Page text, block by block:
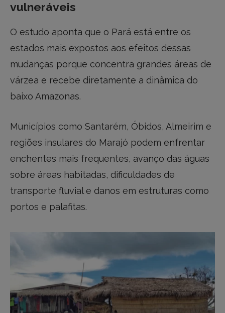
vulneráveis
O estudo aponta que o Pará está entre os
estados mais expostos aos efeitos dessas
mudanças porque concentra grandes áreas de
várzea e recebe diretamente a dinâmica do
baixo Amazonas.
Municípios como Santarém, Óbidos, Almeirim e
regiões insulares do Marajó podem enfrentar
enchentes mais frequentes, avanço das águas
sobre áreas habitadas, dificuldades de
transporte fluvial e danos em estruturas como
portos e palafitas.